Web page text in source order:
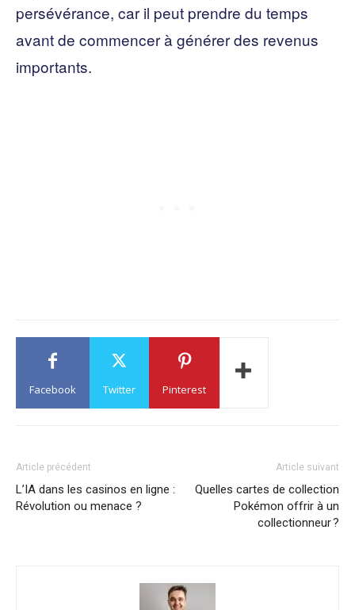
persévérance, car il peut prendre du temps
avant de commencer à générer des revenus
importants.
Facebook Twitter Pinterest
Article précédent
L’IA dans les casinos en ligne :
Révolution ou menace ?
Article suivant
Quelles cartes de collection
Pokémon offrir à un
collectionneur ?